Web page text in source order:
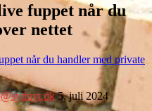
fuppet når du
nettet
når du handler med private
5. juli 2024